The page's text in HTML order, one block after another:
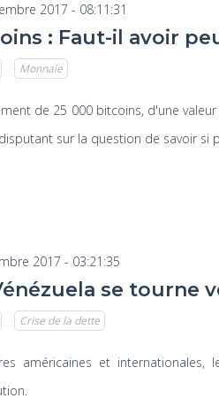
2017 - 08:11:31
: Faut-il avoir
Monnaie
de 25 000 bitcoins, d'une
sur la question de savoir
2017 - 03:21:35
se tourne
Crise de la dette
américaines et